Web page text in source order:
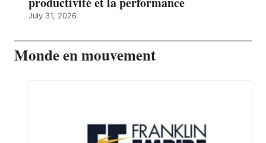
July 31, 2026
Monde en mouvement